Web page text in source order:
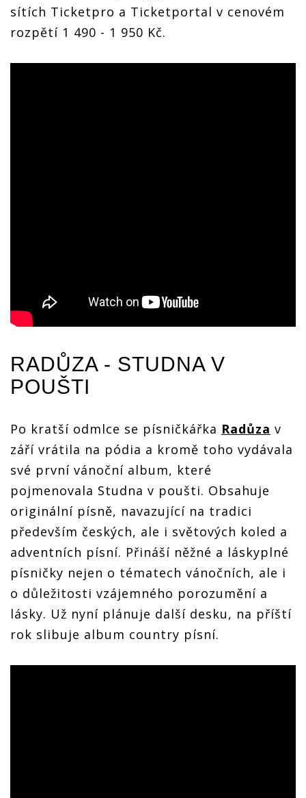
sítích Ticketpro a Ticketportal v cenovém
rozpětí 1 490 - 1 950 Kč.
RADŮZA- STUDNA V
POUŠTI
Po kratší odmlce se písničkářka Radůza v
září vrátila na pódia a kromě toho vydávala
své první vánoční album, které
pojmenovala Studna v poušti. Obsahuje
originální písně, navazující na tradici
především českých, ale i světových koled a
adventních písní. Přináší něžné a láskyplné
písničky nejen o tématech vánočních, ale i
o důležitosti vzájemného porozumění a
lásky. Už nyní plánuje další desku, na příští
rok slibuje album country písní.